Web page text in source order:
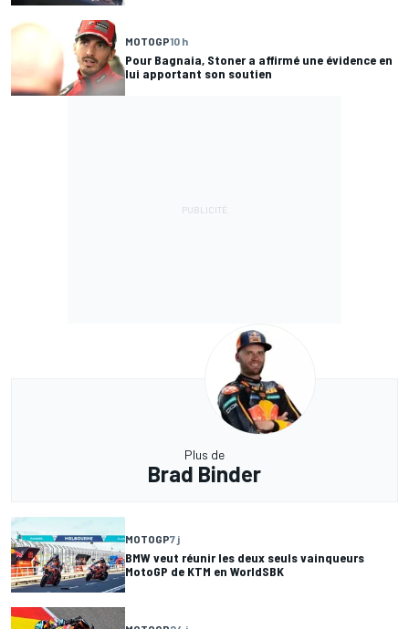
MOTOGP10 h
Pour Bagnaia, Stoner a affirmé une évidence en
lui apportant son soutien
Plus de
Brad Binder
MOTOGP7 j
BMW veut réunir les deux seuls vainqueurs
MotoGP de KTM en WorldSBK